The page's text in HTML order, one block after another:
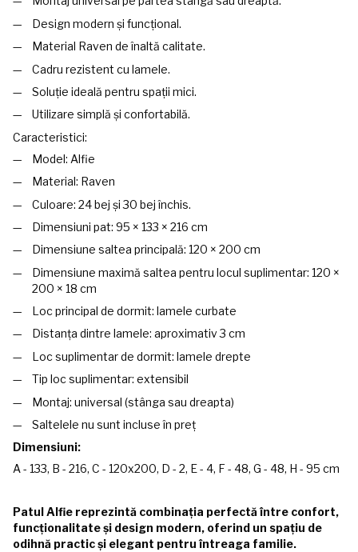
Design modern și funcțional.
Material Raven de înaltă calitate.
Cadru rezistent cu lamele.
Soluție ideală pentru spații mici.
Utilizare simplă și confortabilă.
Caracteristici:
Model: Alfie
Material: Raven
Culoare: 24 bej și 30 bej închis.
Dimensiuni pat: 95 × 133 × 216 cm
Dimensiune saltea principală: 120 × 200 cm
Dimensiune maximă saltea pentru locul suplimentar: 120 ×
200 × 18 cm
Loc principal de dormit: lamele curbate
Distanța dintre lamele: aproximativ 3 cm
Loc suplimentar de dormit: lamele drepte
Tip loc suplimentar: extensibil
Montaj: universal (stânga sau dreapta)
Saltelele nu sunt incluse în preț
Dimensiuni:
A - 133, B - 216, C - 120x200, D - 2, E - 4, F - 48, G - 48, H - 95 сm
Patul Alfie reprezintă combinația perfectă între confort,
funcționalitate și design modern, oferind un spațiu de
odihnă practic și elegant pentru întreaga familie.